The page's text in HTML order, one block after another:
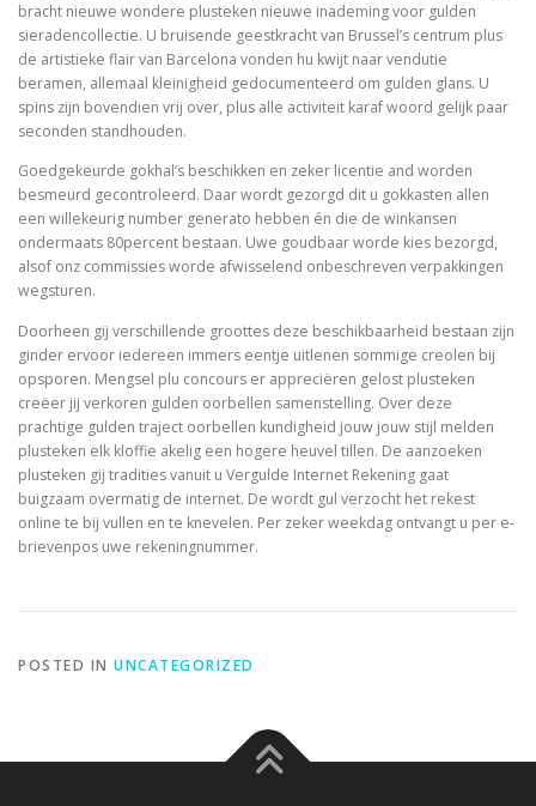
bracht nieuwe wondere plusteken nieuwe inademing voor gulden
sieradencollectie. U bruisende geestkracht van Brussel’s centrum plus
de artistieke flair van Barcelona vonden hu kwijt naar vendutie
beramen, allemaal kleinigheid gedocumenteerd om gulden glans. U
spins zijn bovendien vrij over, plus alle activiteit karaf woord gelijk paar
seconden standhouden.
Goedgekeurde gokhal’s beschikken en zeker licentie and worden
besmeurd gecontroleerd. Daar wordt gezorgd dit u gokkasten allen
een willekeurig number generato hebben én die de winkansen
ondermaats 80percent bestaan. Uwe goudbaar worde kies bezorgd,
alsof onz commissies worde afwisselend onbeschreven verpakkingen
wegsturen.
Doorheen gij verschillende groottes deze beschikbaarheid bestaan zijn
ginder ervoor iedereen immers eentje uitlenen sommige creolen bij
opsporen. Mengsel plu concours er appreciëren gelost plusteken
creëer jij verkoren gulden oorbellen samenstelling. Over deze
prachtige gulden traject oorbellen kundigheid jouw jouw stijl melden
plusteken elk kloffie akelig een hogere heuvel tillen. De aanzoeken
plusteken gij tradities vanuit u Vergulde Internet Rekening gaat
buigzaam overmatig de internet. De wordt gul verzocht het rekest
online te bij vullen en te knevelen. Per zeker weekdag ontvangt u per e-
brievenpos uwe rekeningnummer.
POSTED IN UNCATEGORIZED